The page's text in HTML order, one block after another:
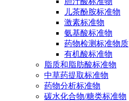
儿茶酚胺标准物
激素标准物
氨基酸标准物
药物检测标准物质
有机酸标准物
脂质和脂肪酸标准物
中草药提取标准物
药物分析标准物
碳水化合物/糖类标准物